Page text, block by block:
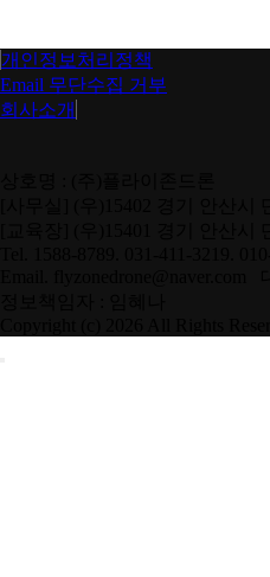
개인정보처리정책
Email 무단수집 거부
회사소개